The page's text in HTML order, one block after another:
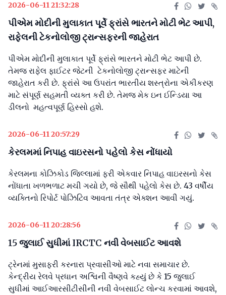
2026-06-11 21:32:28
પીએમ મોદીની મુલાકાત પૂર્વે ફ્રાંસે ભારતને મોટી ભેટ આપી,
રાફેલની ટેકનોલોજી ટ્રાન્સફરની જાહેરાત
પીએમ મોદીની મુલાકાત પૂર્વે ફ્રાંસે ભારતને મોટી ભેટ આપી છે.
તેમજ રાફેલ ફાઈટર જેટની ટેકનોલોજી ટ્રાન્સફર માટેની
જાહેરાત કરી છે. ફ્રાંસે આ ઉપરાંત ભારતીય શસ્ત્રોના એકીકરણ
માટે સંપૂર્ણ સહમતી વ્યક્ત કરી છે. તેમજ મેક ઇન ઈન્ડિયા આ
ડીલનો મહત્વપૂર્ણ હિસ્સો હશે.
2026-06-11 20:57:29
કેરલમમાં નિપાહ વાઇરસનો પહેલો કેસ નોંધાયો
કેરલમના કોઝિકોડ જિલ્લામાં ફરી એકવાર નિપાહ વાઇરસનો કેસ
નોંધાતા ખળભળાટ મચી ગયો છે, જે સૌથી પહેલો કેસ છે. 43 વર્ષીય
વ્યક્તિનો રિપોર્ટ પોઝિટિવ આવતા તંત્ર એક્શન આવી ગયું.
2026-06-11 20:28:56
15 જુલાઈ સુધીમાં IRCTC નવી વેબસાઈટ આવશે
ટ્રેનમાં મુસાફરી કરનારા પ્રવાસીઓ માટે નવા સમાચાર છે.
કેન્દ્રીય રેલવે પ્રધાન અશ્વિની વૈષ્ણવે કહ્યું છે કે 15 જુલાઈ
સુધીમાં આઈઆરસીટીસીની નવી વેબસાઈટ લોન્ચ કરવામાં આવશે,